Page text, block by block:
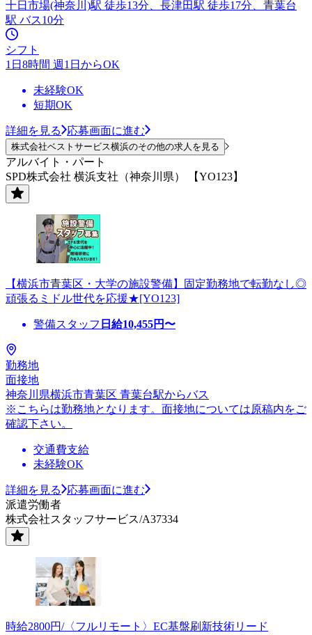
十日市場(神奈川)駅 徒歩13分、長津田駅 徒歩17分、青葉台
駅 バス10分
シフト
1日8時間 週1日からOK
未経験OK
短期OK
詳細を見る 応募画面に進む
株式会社ベストサービス横浜のその他の求人を見る
アルバイト・パート
SPD株式会社 横浜支社（神奈川県） 【YO123】
【横浜市青葉区・大学の施設警備】固定勤務地で転勤なし◎
頑張るミドル世代を応援★[YO123]
警備スタッフ 日給10,455円〜
勤務地
面接地
神奈川県横浜市青葉区 青葉台駅からバス
※こちらは勤務地となります。面接地については原稿内をご
確認下さい。
交通費支給
未経験OK
詳細を見る
応募画面に進む
派遣労働者
株式会社スタッフサービス/A37334
時給2800円/〈フルリモート〉EC基盤刷新技術リード